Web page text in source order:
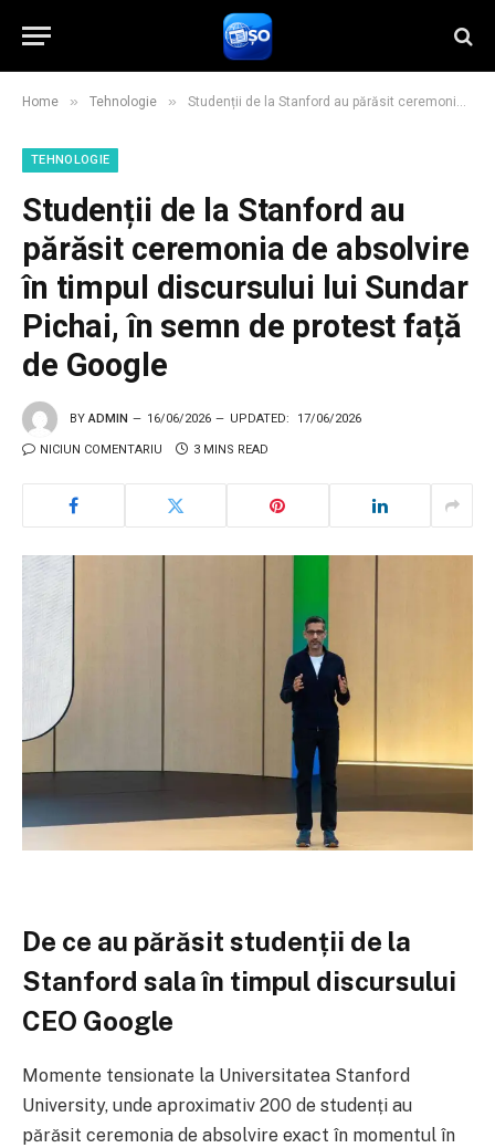
Home » Tehnologie » Studenții de la Stanford au părăsit ceremonia de absolvire în timpul discursului lui Sundar Pichai, în semn de protest față de Google
TEHNOLOGIE
Studenții de la Stanford au
părăsit ceremonia de absolvire
în timpul discursului lui Sundar
Pichai, în semn de protest față
de Google
BY ADMIN 16/06/2026 UPDATED: 17/06/2026
NICIUN COMENTARIU 3 MINS READ
De ce au părăsit studenții de la
Stanford sala în timpul discursului
CEO Google
Momente tensionate la Universitatea Stanford
University, unde aproximativ 200 de studenți au
părăsit ceremonia de absolvire exact în momentul în